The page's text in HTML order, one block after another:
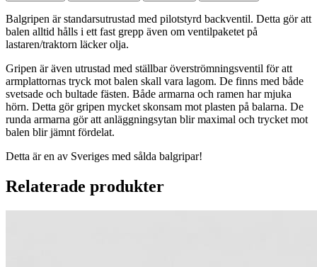
Balgripen är standarsutrustad med pilotstyrd backventil. Detta gör att
balen alltid hålls i ett fast grepp även om ventilpaketet på
lastaren/traktorn läcker olja.
Gripen är även utrustad med ställbar överströmningsventil för att
armplattornas tryck mot balen skall vara lagom. De finns med både
svetsade och bultade fästen. Både armarna och ramen har mjuka
hörn. Detta gör gripen mycket skonsam mot plasten på balarna. De
runda armarna gör att anläggningsytan blir maximal och trycket mot
balen blir jämnt fördelat.
Detta är en av Sveriges med sålda balgripar!
Relaterade produkter